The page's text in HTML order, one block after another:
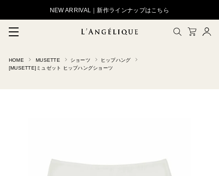
NEW ARRIVAL｜新作ラインナップはこちら
HOME MUSETTE ショーツ
ヒップハング
[MUSETTE]ミュゼット ヒップハングショーツ